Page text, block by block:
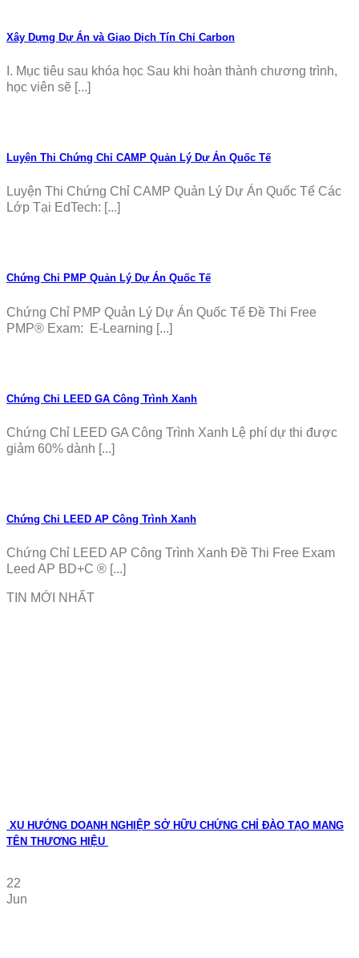
Xây Dựng Dự Án và Giao Dịch Tín Chỉ Carbon
I. Mục tiêu sau khóa học Sau khi hoàn thành chương trình,
học viên sẽ [...]
Luyện Thi Chứng Chỉ CAMP Quản Lý Dự Án Quốc Tế
Luyện Thi Chứng Chỉ CAMP Quản Lý Dự Án Quốc Tế Các
Lớp Tại EdTech: [...]
Chứng Chỉ PMP Quản Lý Dự Án Quốc Tế
Chứng Chỉ PMP Quản Lý Dự Án Quốc Tế Đề Thi Free
PMP® Exam: E-Learning [...]
Chứng Chỉ LEED GA Công Trình Xanh
Chứng Chỉ LEED GA Công Trình Xanh Lệ phí dự thi được
giảm 60% dành [...]
Chứng Chỉ LEED AP Công Trình Xanh
Chứng Chỉ LEED AP Công Trình Xanh Đề Thi Free Exam
Leed AP BD+C ® [...]
TIN MỚI NHẤT
XU HƯỚNG DOANH NGHIỆP SỞ HỮU CHỨNG CHỈ ĐÀO TẠO MANG
TÊN THƯƠNG HIỆU
22
Jun